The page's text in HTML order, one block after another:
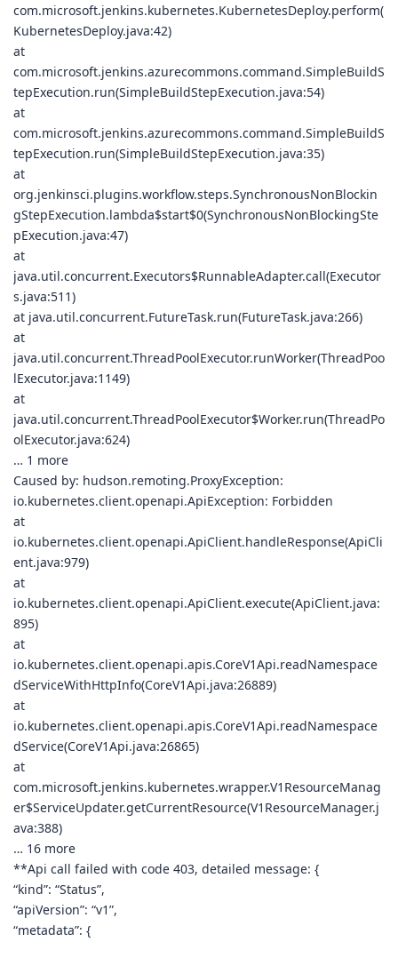
com.microsoft.jenkins.kubernetes.KubernetesDeploy.perform(
KubernetesDeploy.java:42)
at
com.microsoft.jenkins.azurecommons.command.SimpleBuildS
tepExecution.run(SimpleBuildStepExecution.java:54)
at
com.microsoft.jenkins.azurecommons.command.SimpleBuildS
tepExecution.run(SimpleBuildStepExecution.java:35)
at
org.jenkinsci.plugins.workflow.steps.SynchronousNonBlockin
gStepExecution.lambda$start$0(SynchronousNonBlockingSte
pExecution.java:47)
at
java.util.concurrent.Executors$RunnableAdapter.call(Executor
s.java:511)
at java.util.concurrent.FutureTask.run(FutureTask.java:266)
at
java.util.concurrent.ThreadPoolExecutor.runWorker(ThreadPoo
lExecutor.java:1149)
at
java.util.concurrent.ThreadPoolExecutor$Worker.run(ThreadPo
olExecutor.java:624)
… 1 more
Caused by: hudson.remoting.ProxyException:
io.kubernetes.client.openapi.ApiException: Forbidden
at
io.kubernetes.client.openapi.ApiClient.handleResponse(ApiCli
ent.java:979)
at
io.kubernetes.client.openapi.ApiClient.execute(ApiClient.java:
895)
at
io.kubernetes.client.openapi.apis.CoreV1Api.readNamespace
dServiceWithHttpInfo(CoreV1Api.java:26889)
at
io.kubernetes.client.openapi.apis.CoreV1Api.readNamespace
dService(CoreV1Api.java:26865)
at
com.microsoft.jenkins.kubernetes.wrapper.V1ResourceManag
er$ServiceUpdater.getCurrentResource(V1ResourceManager.j
ava:388)
… 16 more
**Api call failed with code 403, detailed message: {
“kind”: “Status”,
“apiVersion”: “v1”,
“metadata”: {